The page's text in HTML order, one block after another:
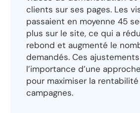
clients sur ses pages. Les
passaient en moyenne 45
plus sur le site, ce qui a
rebond et augmenté le
demandés. Ces
l’importance d’une
pour maximiser la
campagnes.